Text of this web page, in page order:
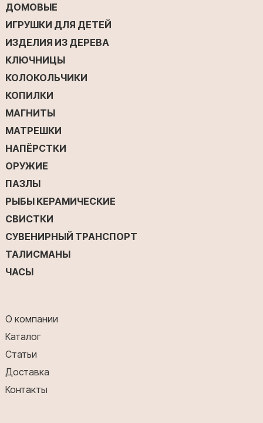
ДОМОВЫЕ
ИГРУШКИ ДЛЯ ДЕТЕЙ
ИЗДЕЛИЯ ИЗ ДЕРЕВА
КЛЮЧНИЦЫ
КОЛОКОЛЬЧИКИ
КОПИЛКИ
МАГНИТЫ
МАТРЕШКИ
НАПЁРСТКИ
ОРУЖИЕ
ПАЗЛЫ
РЫБЫ КЕРАМИЧЕСКИЕ
СВИСТКИ
СУВЕНИРНЫЙ ТРАНСПОРТ
ТАЛИСМАНЫ
ЧАСЫ
О компании
Каталог
Статьи
Доставка
Контакты